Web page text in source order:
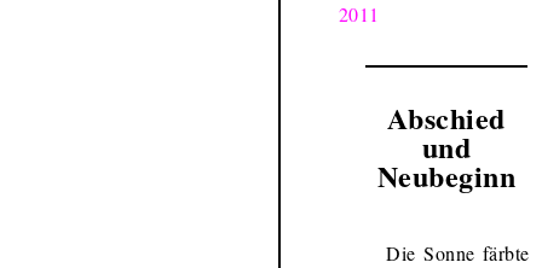
2011
Abschied
und
Neubeginn
Die Sonne färbte